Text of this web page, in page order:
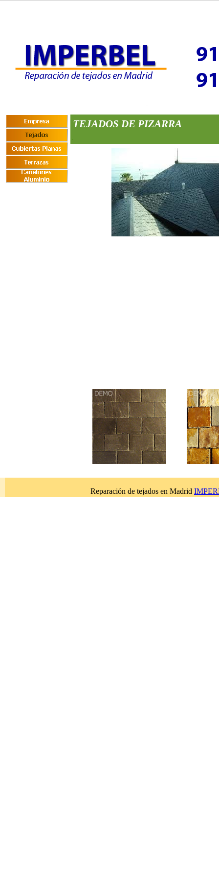
TEJADOS DE PIZARRA
.
Reparación de tejados en Madrid